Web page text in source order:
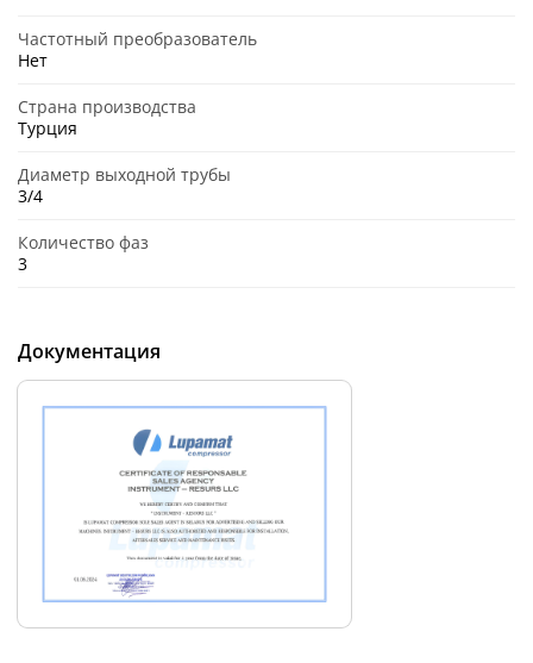
Частотный преобразователь
Нет
Страна производства
Турция
Диаметр выходной трубы
3/4
Количество фаз
3
Документация